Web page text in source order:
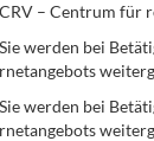
– Centrum für
werden bei
werden bei